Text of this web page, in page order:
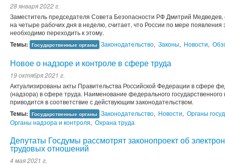
28 января 2022 г.
Заместитель председателя Совета Безопасности РФ Дмитрий
на четыре рабочих дня в неделю, считает, что России по мере появления
необходимо переходить к этому.
Темы: Государственные органы Законодательство, Законы, Новости,
Новое о надзоре и контроле в сфере труда
19 октября 2021 г.
Актуализированы акты Правительства Российской Федерации в сфере
(надзора) в сфере труда. Наименование федерального
приводится в соответствие с действующим законодательством.
Темы: Государственные органы Законодательство, Новости, Органы
Органы надзора и контроля, Охрана труда
Депутаты Госдумы рассмотрят законопроект об
трудовых отношений
4 мая 2021 г.